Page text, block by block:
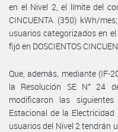
en el Nivel 2, el límite del
CINCUENTA (350) kWh/
usuarios categorizados en
fijó en DOSCIENTOS
Que, además, mediante (IF-
la Resolución SE N° 24
modificaron las
Estacional de la
usuarios del Nivel 2 tendrán